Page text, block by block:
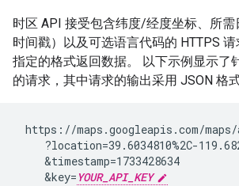
时区 API 接受包含纬度/经度坐标、所
时间戳）以及可选语言代码的 HTTPS
指定的格式返回数据。 以下示例显示了
的请求，其中请求的输出采用 JSON 格式
https://maps.googleapis.com/
?location=39.6034810%2C-
    &timestamp=1733428634
    &key=
YOUR_API_KEY